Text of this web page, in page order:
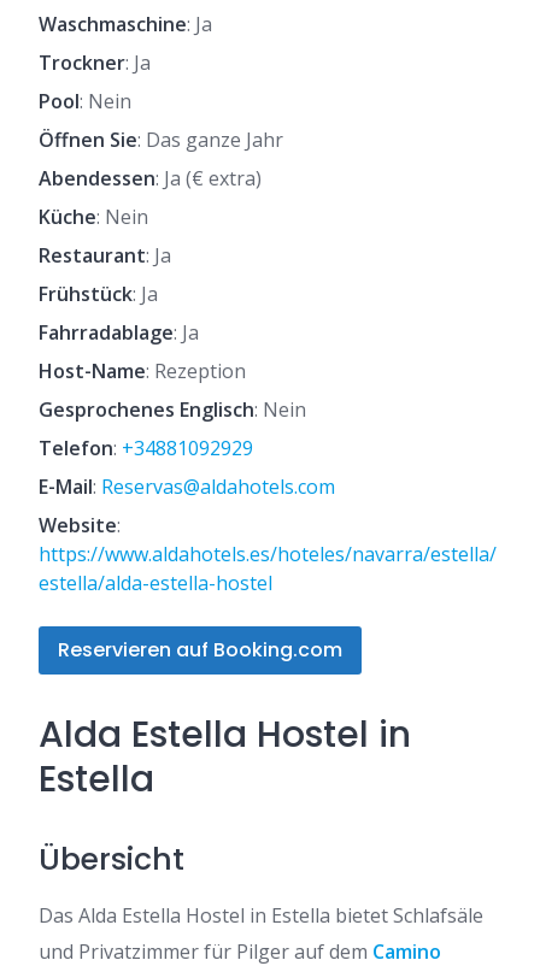
Waschmaschine: Ja
Trockner: Ja
Pool: Nein
Öffnen Sie: Das ganze Jahr
Abendessen: Ja (€ extra)
Küche: Nein
Restaurant: Ja
Frühstück: Ja
Fahrradablage: Ja
Host-Name: Rezeption
Gesprochenes Englisch: Nein
Telefon: +34881092929
E-Mail: Reservas@aldahotels.com
Website:
https://www.aldahotels.es/hoteles/navarra/estella/
estella/alda-estella-hostel
Reservieren auf Booking.com
Alda Estella Hostel in
Estella
Übersicht
Das Alda Estella Hostel in Estella bietet Schlafsäle
und Privatzimmer für Pilger auf dem Camino